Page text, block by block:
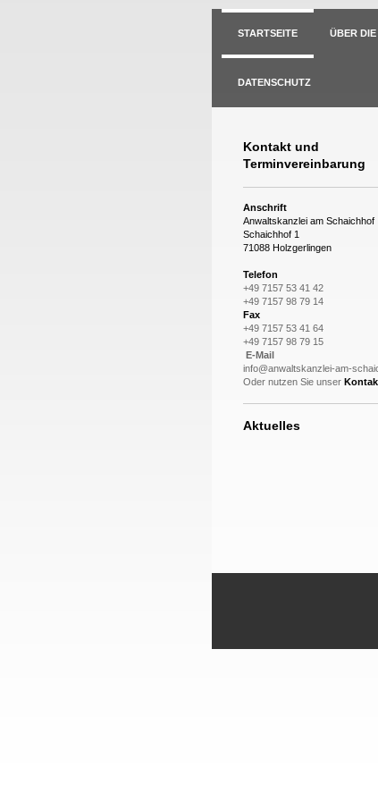
STARTSEITE ÜBER
DATENSCHUTZ
Kontakt und
Terminvereinbarung
Anschrift
Anwaltskanzlei am Schaichhof
Schaichhof 1
71088 Holzgerlingen
Telefon
+49 7157 53 41 42
+49 7157 98 79 14
Fax
+49 7157 53 41 64
+49 7157 98 79 15
E-Mail
info@anwaltskanzlei-am-
Oder nutzen Sie unser
Aktuelles